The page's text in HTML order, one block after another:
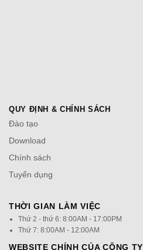
QUY ĐỊNH & CHÍNH SÁCH
Đào tạo
Download
Chính sách
Tuyển dụng
THỜI GIAN LÀM VIỆC
Thứ 2 - thứ 6: 8:00AM - 17:00PM
Thứ 7: 8:00AM - 12:00AM
WEBSITE CHÍNH CỦA CÔNG TY